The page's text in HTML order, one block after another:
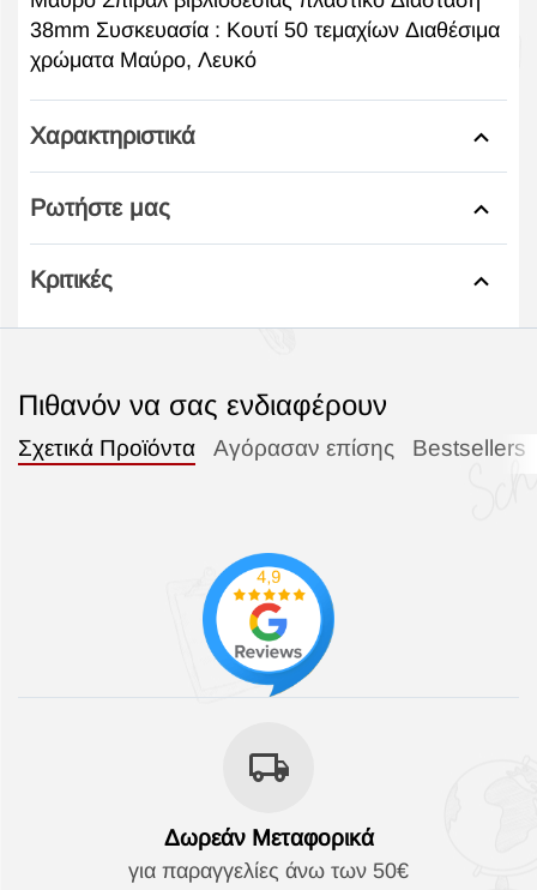
38mm Συσκευασία : Κουτί 50 τεμαχίων Διαθέσιμα
χρώματα Μαύρο, Λευκό
Χαρακτηριστικά
Ρωτήστε μας
Κριτικές
Πιθανόν να σας ενδιαφέρουν
Σχετικά Προϊόντα Αγόρασαν επίσης Bestsellers
Δωρεάν Μεταφορικά
για παραγγελίες άνω των 50€